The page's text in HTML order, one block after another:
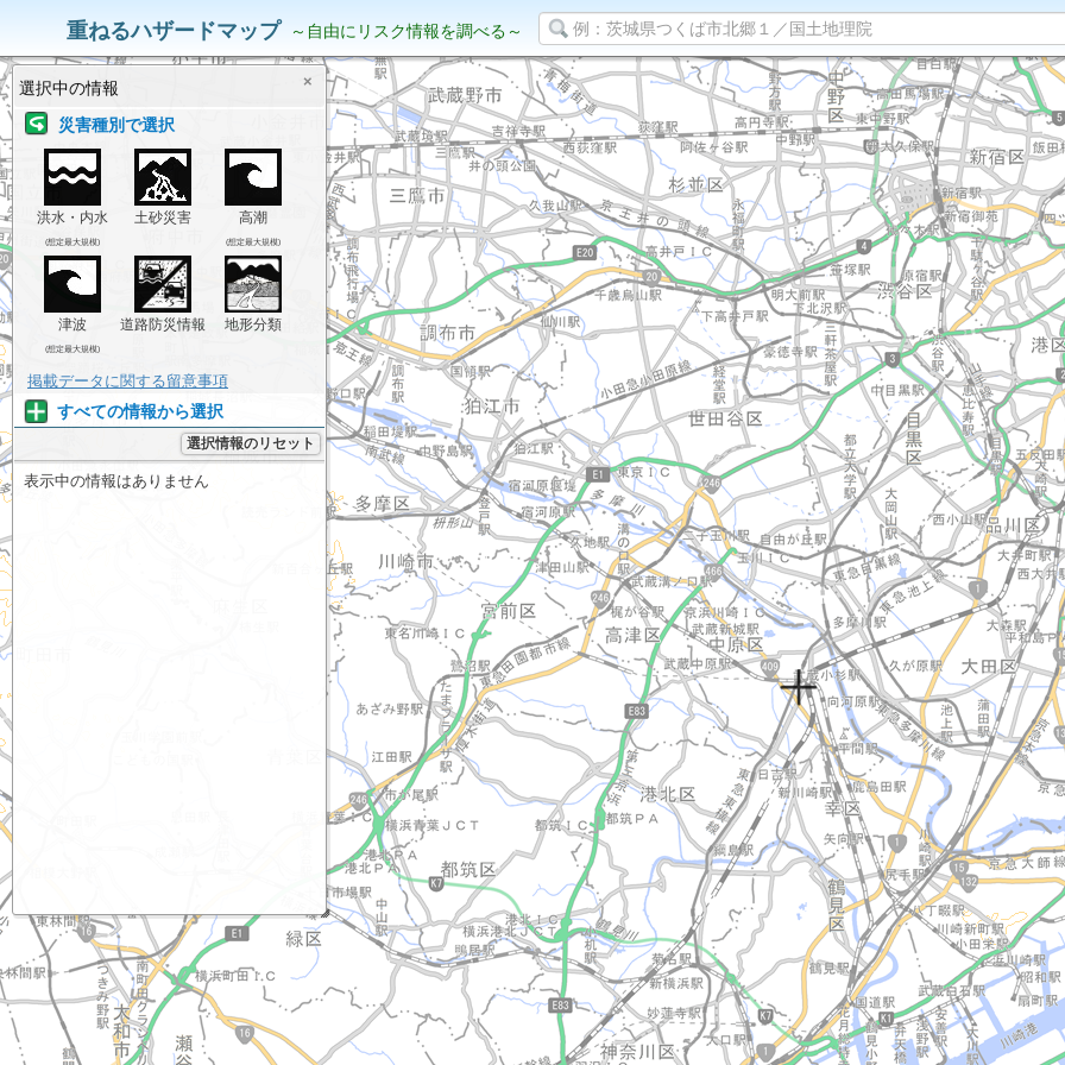
重ねるハザードマップ ～自由にリスク情報を調べる～
災害リスク情報
選択中の情報 ×
災害種別で選択
洪水・内水
(想定最大規模)
土砂災害 高潮
(想定最大規模)
津波
(想定最大規模)
道路防災情報 地形分類
掲載データに関する留意事項
すべての情報から選択
選択情報のリセット
表示中の情報はありません